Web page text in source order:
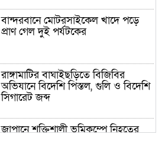
বান্দরবানে মোটরসাইকেল খাদে পড়ে
প্রাণ গেল দুই পর্যটকের
রাঙ্গামাটির বাঘাইছড়িতে বিজিবির
অভিযানে বিদেশি পিস্তল, গুলি ও বিদেশি
সিগারেট জব্দ
জাপানে শক্তিশালী ভূমিকম্পে নিহতের